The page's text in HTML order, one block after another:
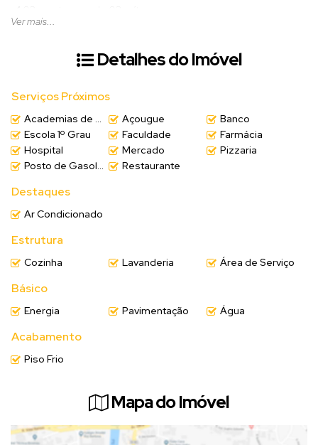
✔️ Sala de estar aconchegante
✔️ Sala de jantar
✔️ Garagem coberta para 01 carro
✔️ Quintal amplo, ideal para momentos em família, pets ou
futuras ampliações
✨ Por ser de esquina, o imóvel oferece mais espaço, ventilação
(Valor sujeito a alteração sem aviso prévio)
📲Entre em contato para mais informações e agende
uma visita!
Ver mais...
Detalhes do Imóvel
Serviços Próximos
Academias de ginástica Açougue
Banco
Escola 1º Grau
Faculdade
Farmácia
Hospital
Mercado
Pizzaria
Posto de Gasolina
Restaurante
Destaques
Ar Condicionado
Estrutura
Cozinha Lavanderia Área de Serviço
Básico
Energia Pavimentação Água
Acabamento
Piso Frio
Mapa do Imóvel